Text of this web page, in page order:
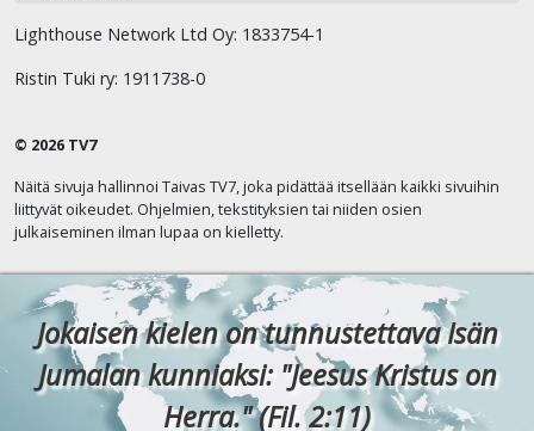
Lighthouse Network Ltd Oy: 1833754-1
Ristin Tuki ry: 1911738-0
© 2026 TV7
Näitä sivuja hallinnoi Taivas TV7, joka pidättää itsellään kaikki sivuihin
liittyvät oikeudet. Ohjelmien, tekstityksien tai niiden osien
julkaiseminen ilman lupaa on kielletty.
Jokaisen kielen on tunnustettava Isän
Jumalan kunniaksi: "Jeesus Kristus on
Herra." (Fil. 2:11)